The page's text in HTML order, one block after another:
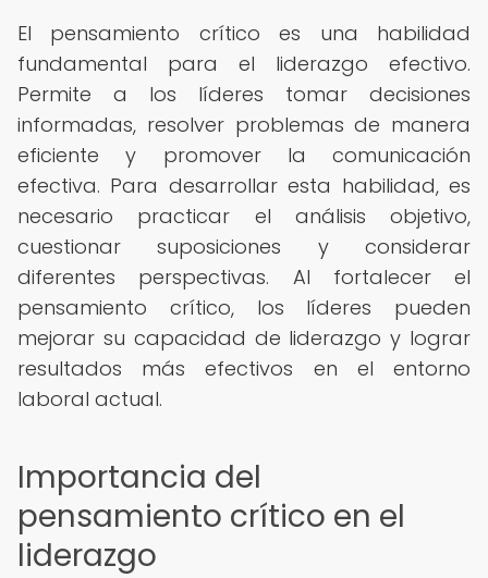
El pensamiento crítico es una habilidad
fundamental para el liderazgo efectivo.
Permite a los líderes tomar decisiones
informadas, resolver problemas de manera
eficiente y promover la comunicación
efectiva. Para desarrollar esta habilidad, es
necesario practicar el análisis objetivo,
cuestionar suposiciones y considerar
diferentes perspectivas. Al fortalecer el
pensamiento crítico, los líderes pueden
mejorar su capacidad de liderazgo y lograr
resultados más efectivos en el entorno
laboral actual.
Importancia del
pensamiento crítico en el
liderazgo